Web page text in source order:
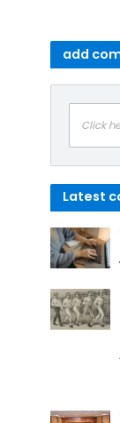
add
Click
Latest